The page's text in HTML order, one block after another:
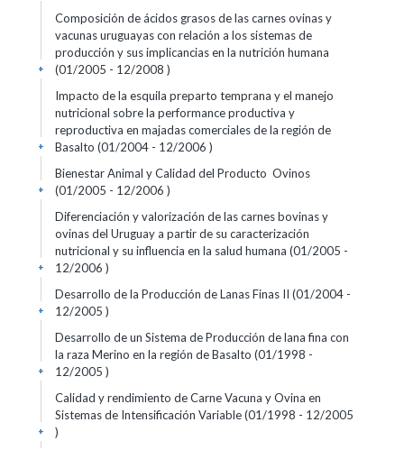
Composición de ácidos grasos de las carnes ovinas y
vacunas uruguayas con relación a los sistemas de
producción y sus implicancias en la nutrición humana
(01/2005 - 12/2008 )
+
Impacto de la esquila preparto temprana y el manejo
nutricional sobre la performance productiva y
reproductiva en majadas comerciales de la región de
Basalto (01/2004 - 12/2006 )
+
Bienestar Animal y Calidad del Producto  Ovinos
(01/2005 - 12/2006 )
+
Diferenciación y valorización de las carnes bovinas y
ovinas del Uruguay a partir de su caracterización
nutricional y su influencia en la salud humana (01/2005 -
12/2006 )
+
Desarrollo de la Producción de Lanas Finas II (01/2004 -
12/2005 )
+
Desarrollo de un Sistema de Producción de lana fina con
la raza Merino en la región de Basalto (01/1998 -
12/2005 )
+
Calidad y rendimiento de Carne Vacuna y Ovina en
Sistemas de Intensificación Variable (01/1998 - 12/2005
)
+